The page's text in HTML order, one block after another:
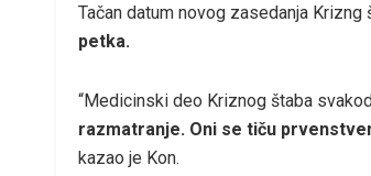
Tačan datum novog zasedanja
petka.
“Medicinski deo Kriznog štaba
razmatranje. Oni se tiču
kazao je Kon.